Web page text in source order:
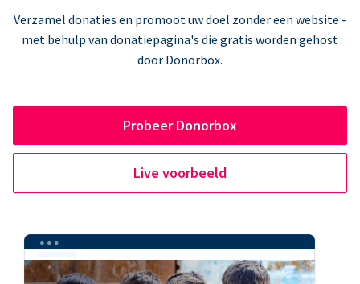
Verzamel donaties en promoot uw doel zonder een website -
met behulp van donatiepagina's die gratis worden gehost
door Donorbox.
Probeer Donorbox
Live voorbeeld